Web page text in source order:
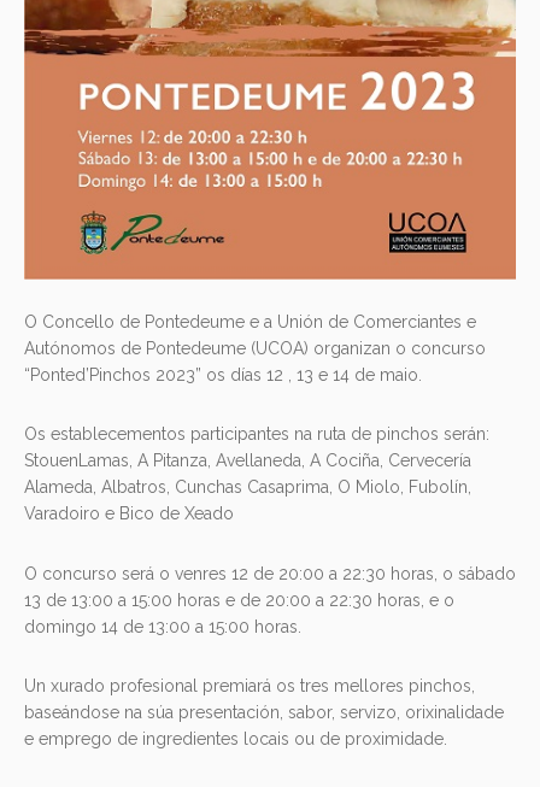
O Concello de Pontedeume e a Unión de Comerciantes e
Autónomos de Pontedeume (UCOA) organizan o concurso
“Ponted’Pinchos 2023” os días 12 , 13 e 14 de maio.
Os establecementos participantes na ruta de pinchos serán:
StouenLamas, A Pitanza, Avellaneda, A Cociña, Cervecería
Alameda, Albatros, Cunchas Casaprima, O Miolo, Fubolín,
Varadoiro e Bico de Xeado
O concurso será o venres 12 de 20:00 a 22:30 horas, o sábado
13 de 13:00 a 15:00 horas e de 20:00 a 22:30 horas, e o
domingo 14 de 13:00 a 15:00 horas.
Un xurado profesional premiará os tres mellores pinchos,
baseándose na súa presentación, sabor, servizo, orixinalidade
e emprego de ingredientes locais ou de proximidade.